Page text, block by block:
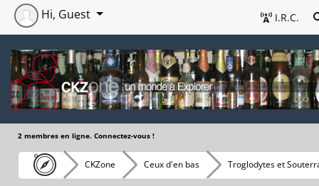
I.R.C.
Hi, Guest
2 membres en ligne. Connectez-vous !
CKZone Ceux d'en bas Troglodytes et